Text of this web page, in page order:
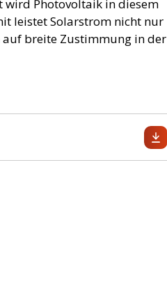
Photovoltaik in diesem
leistet Solarstrom nicht nur
auf breite Zustimmung in der